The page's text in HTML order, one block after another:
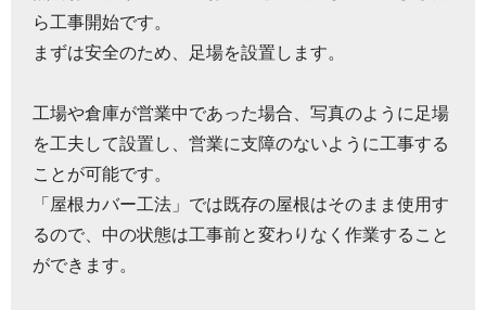
ら工事開始です。
まずは安全のため、足場を設置します。
工場や倉庫が営業中であった場合、写真のように足場
を工夫して設置し、営業に支障のないように工事する
ことが可能です。
「屋根カバー工法」では既存の屋根はそのまま使用す
るので、中の状態は工事前と変わりなく作業すること
ができます。